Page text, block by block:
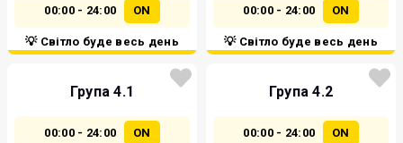
00:00 - 24:00 ON
💡 Світло буде весь день
00:00 - 24:00 ON
💡 Світло буде весь день
Група 4.1
00:00 - 24:00 ON
Група 4.2
00:00 - 24:00 ON